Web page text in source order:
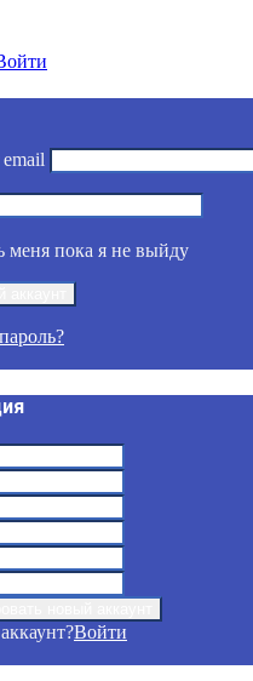
меня пока я не выйду
Войти